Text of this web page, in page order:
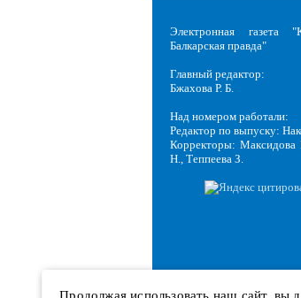
Электронная газета
Балкарская правда"
Главный редактор:
Бжахова Р. Б.
Над номером работали:
Редактор по выпуску:
Корректоры: Максидова
Н., Теппеева З.